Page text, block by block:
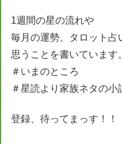
1週間の星の流れや
毎月の運勢、タロット占
思うことを書いています。
＃いまのところ
＃星読より家族ネタの小
登録、待ってまっす！！